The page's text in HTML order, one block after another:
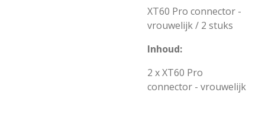
XT60 Pro connector -
vrouwelijk / 2 stuks
Inhoud:
2 x XT60 Pro
connector - vrouwelijk